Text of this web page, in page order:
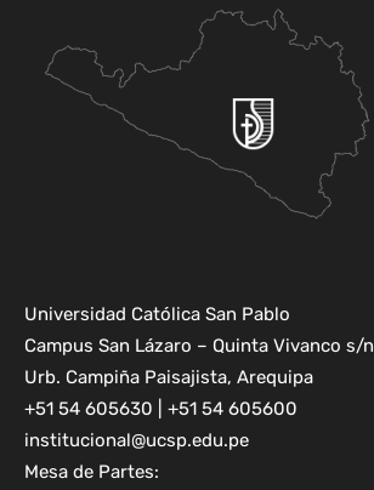
Universidad Católica San Pablo
Campus San Lázaro – Quinta Vivanco s/n
Urb. Campiña Paisajista, Arequipa
+51 54 605630 | +51 54 605600
institucional@ucsp.edu.pe
Mesa de Partes: